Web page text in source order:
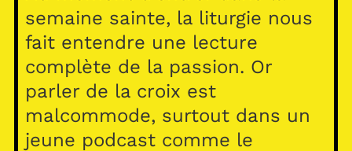
semaine sainte, la liturgie nous
fait entendre une lecture
complète de la passion. Or
parler de la croix est
malcommode, surtout dans un
jeune podcast comme le